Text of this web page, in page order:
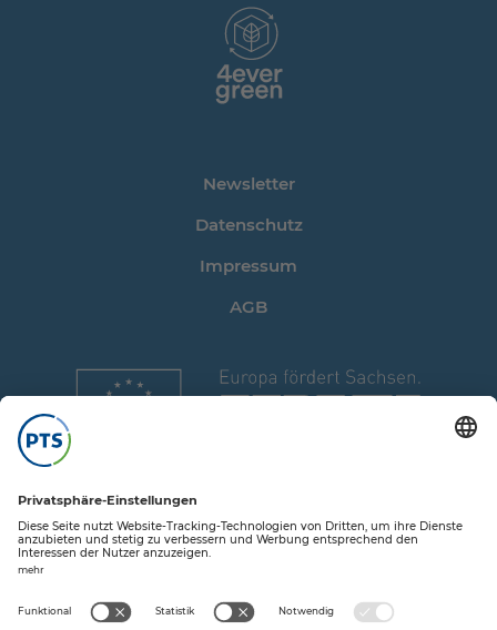
Newsletter
Datenschutz
Impressum
AGB